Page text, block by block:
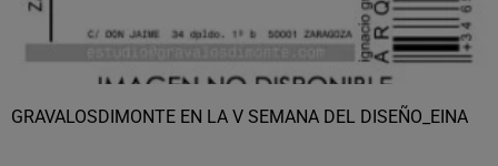
GRAVALOSDIMONTE EN LA V SEMANA DEL DISEÑO_EINA